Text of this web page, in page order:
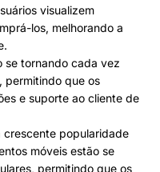
visualizem
los, melhorando a
se tornando cada vez
permitindo que os
e suporte ao cliente de
crescente popularidade
móveis estão se
permitindo que os